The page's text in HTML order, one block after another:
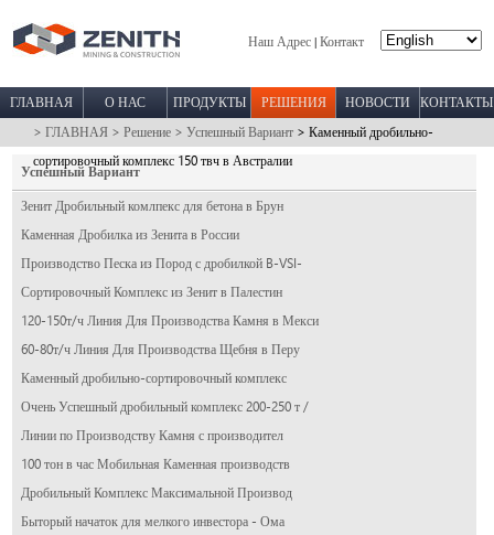
Наш Адрес | Контакт
ГЛАВНАЯ О НАС ПРОДУКТЫ РЕШЕНИЯ НОВОСТИ
КОНТАКТЫ
> ГЛАВНАЯ > Решение > Успешный Вариант > Каменный дробильно-
сортировочный комплекс 150 твч в Австралии
Успешный Вариант
Зенит Дробильный комлпекс для бетона в Брун
Каменная Дробилка из Зенита в России
Производство Песка из Пород с дробилкой B-VSI-
Сортировочный Комплекс из Зенит в Палестин
120-150т/ч Линия Для Производства Камня в Мекси
60-80т/ч Линия Для Производства Щебня в Перу
Каменный дробильно-сортировочный комплекс
Очень Успешный дробильный комплекс 200-250 т /
Линии по Производству Камня с производител
100 тон в час Мобильная Каменная производств
Дробильный Комплекс Максимальной Производ
Быторый начаток для мелкого инвестора - Ома